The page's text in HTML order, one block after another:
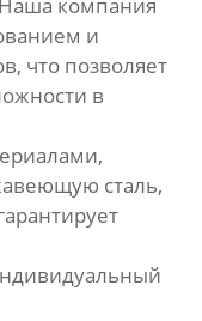
компания
и
что позволяет
в
сталь,